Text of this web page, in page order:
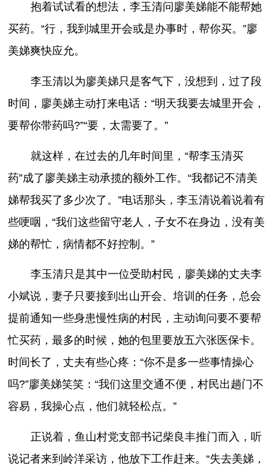
抱着试试看的想法，李玉清问廖美娣能不能帮她
买药。“行，我到城里开会或是办事时，帮你买。”廖
美娣爽快应允。
李玉清以为廖美娣只是客气下，没想到，过了段
时间，廖美娣主动打来电话：“明天我要去城里开会，
要帮你带药吗?”“要，太需要了。”
就这样，在过去的几年时间里，“帮李玉清买
药”成了廖美娣主动承揽的额外工作。“我都记不清美
娣帮我买了多少次了。”电话那头，李玉清说着说着有
些哽咽，“我们这些留守老人，子女不在身边，没有美
娣的帮忙，病情都不好控制。”
李玉清只是其中一位受助村民，廖美娣的丈夫李
小斌说，妻子只要接到出山开会、培训的任务，总会
提前通知一些身患慢性病的村民，主动询问要不要帮
忙买药，最多的时候，她的包里要放五六张医保卡。
时间长了，丈夫有些心疼：“你不是多一些事情操心
吗?”廖美娣笑笑：“我们这里交通不便，村民出趟门不
容易，我操心点，他们就轻松点。”
正说着，鱼山村党支部书记柴良丰推门而入，听
说记者来到岭洋采访，他放下工作赶来。“失去美娣，